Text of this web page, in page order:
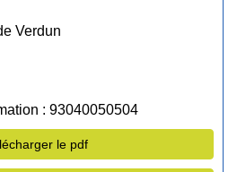
Verdun
: 93040050504
le pdf